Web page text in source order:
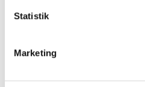
Statistik
Marketing